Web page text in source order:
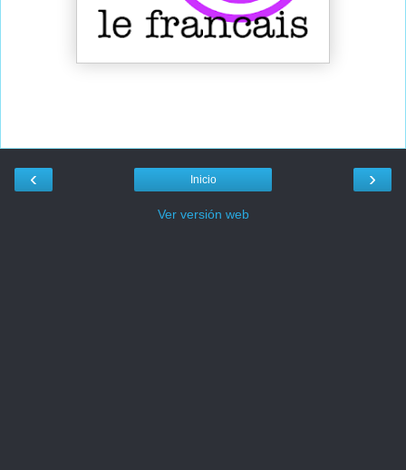
‹ ›
Inicio
Ver versión web